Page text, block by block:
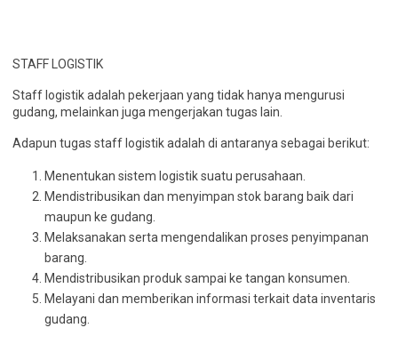
STAFF LOGISTIK
Staff logistik adalah pekerjaan yang tidak hanya mengurusi
gudang, melainkan juga mengerjakan tugas lain.
Adapun tugas staff logistik adalah di antaranya sebagai berikut:
Menentukan sistem logistik suatu perusahaan.
Mendistribusikan dan menyimpan stok barang baik dari
maupun ke gudang.
Melaksanakan serta mengendalikan proses penyimpanan
barang.
Mendistribusikan produk sampai ke tangan konsumen.
Melayani dan memberikan informasi terkait data inventaris
gudang.